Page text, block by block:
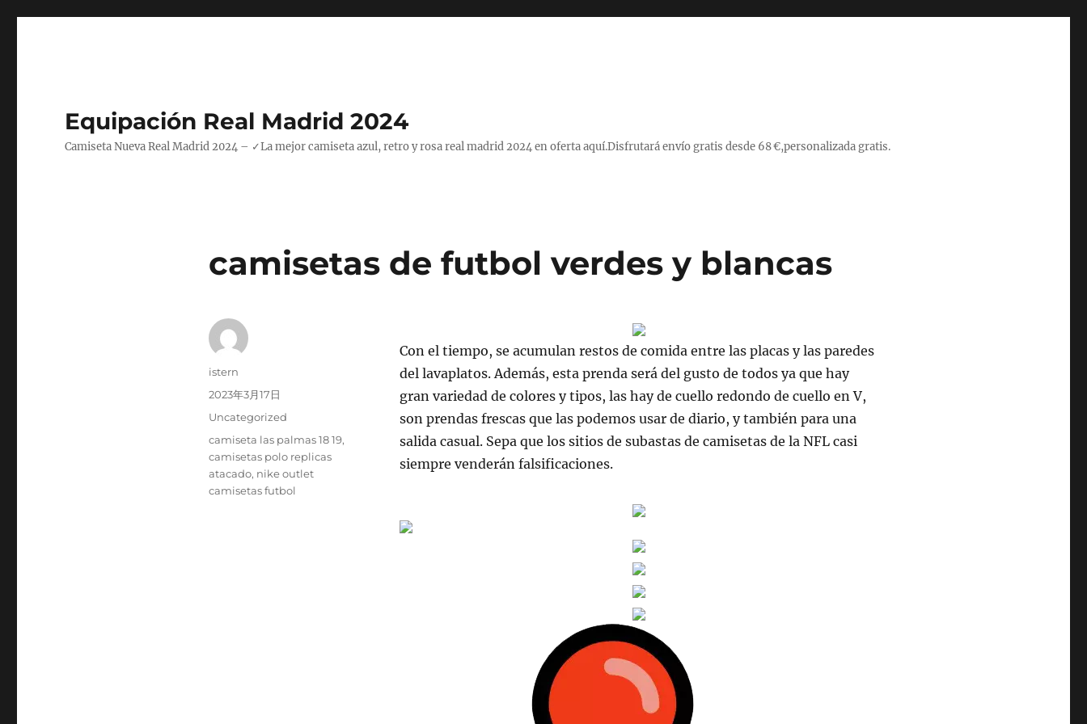
Equipación Real Madrid 2024
Camiseta Nueva Real Madrid 2024 – ✓La mejor camiseta azul, retro y rosa real madrid 2024 en oferta aquí.Disfrutará envío gratis desde 68 €,personalizada gratis.
camisetas de futbol verdes y blancas
Con el tiempo, se acumulan restos de comida entre las placas y las paredes
del lavaplatos. Además, esta prenda será del gusto de todos ya que hay
gran variedad de colores y tipos, las hay de cuello redondo de cuello en V,
son prendas frescas que las podemos usar de diario, y también para una
salida casual. Sepa que los sitios de subastas de camisetas de la NFL casi
siempre venderán falsificaciones.
Autor
istern
Publicado
2023年3月17日
Categorías
Uncategorized
Etiquetas
camiseta las palmas 18 19,
camisetas polo replicas
atacado, nike outlet
camisetas futbol